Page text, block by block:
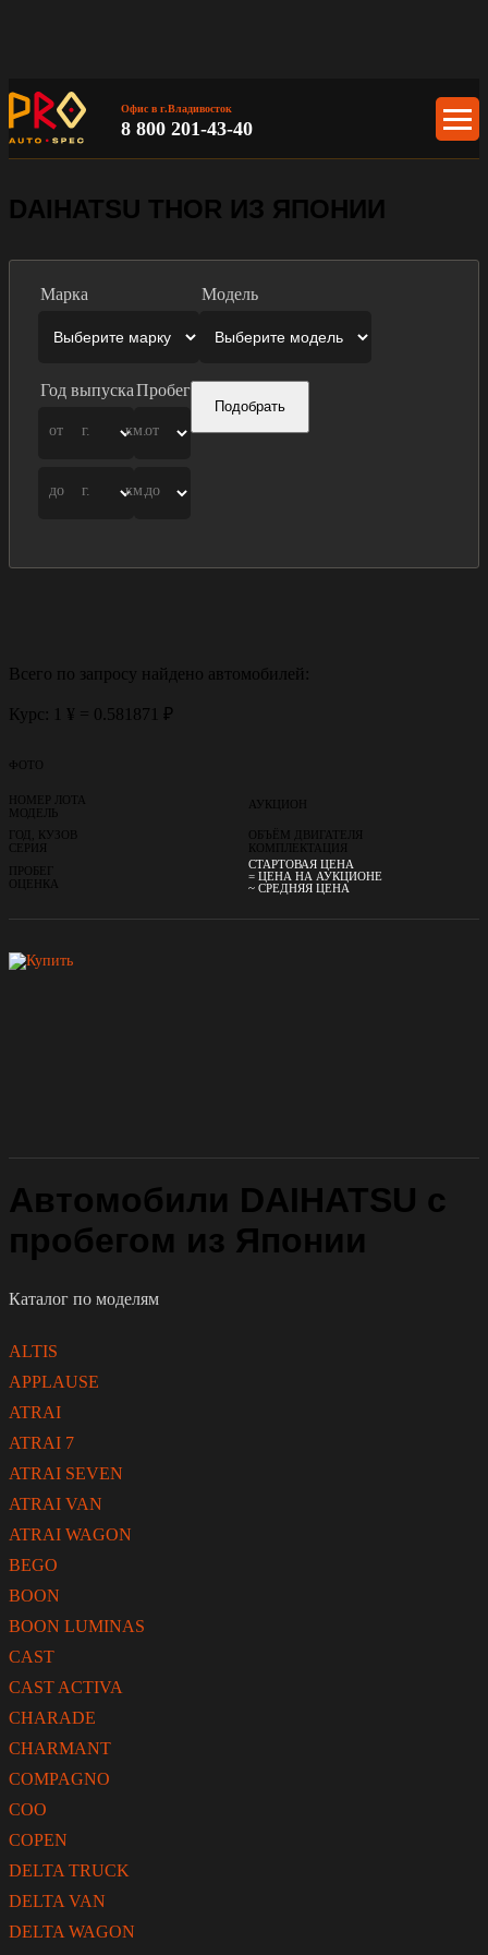
Офис в г.Владивосток
8 800 201-43-40
DAIHATSU THOR ИЗ ЯПОНИИ
Марка Модель
Год выпуска
от г.
до г.
Пробег
от
км.
до
км.
Подобрать
Всего по запросу найдено автомобилей:
Курс: 1 ¥ = 0.581871 ₽
ФОТО
НОМЕР ЛОТА
МОДЕЛЬ
АУКЦИОН
ГОД, КУЗОВ
СЕРИЯ
ОБЪЁМ ДВИГАТЕЛЯ
КОМПЛЕКТАЦИЯ
ПРОБЕГ
ОЦЕНКА
СТАРТОВАЯ ЦЕНА
= ЦЕНА НА АУКЦИОНЕ
~ СРЕДНЯЯ ЦЕНА
Автомобили DAIHATSU с
пробегом из Японии
Каталог по моделям
ALTIS
APPLAUSE
ATRAI
ATRAI 7
ATRAI SEVEN
ATRAI VAN
ATRAI WAGON
BEGO
BOON
BOON LUMINAS
CAST
CAST ACTIVA
CHARADE
CHARMANT
COMPAGNO
COO
COPEN
DELTA TRUCK
DELTA VAN
DELTA WAGON